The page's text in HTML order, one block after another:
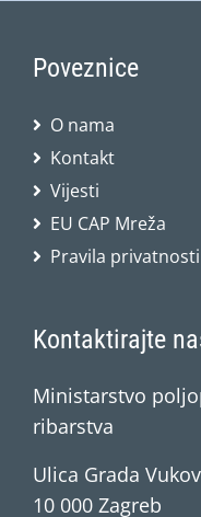
Poveznice
O nama
Kontakt
Vijesti
EU CAP Mreža
Pravila privatnosti
Kontaktirajte
Ministarstvo
ribarstva
Ulica Grada
10 000 Zagreb